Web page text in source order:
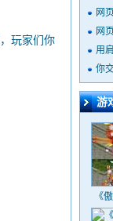
玩家们你
网
网
用
你
游
《